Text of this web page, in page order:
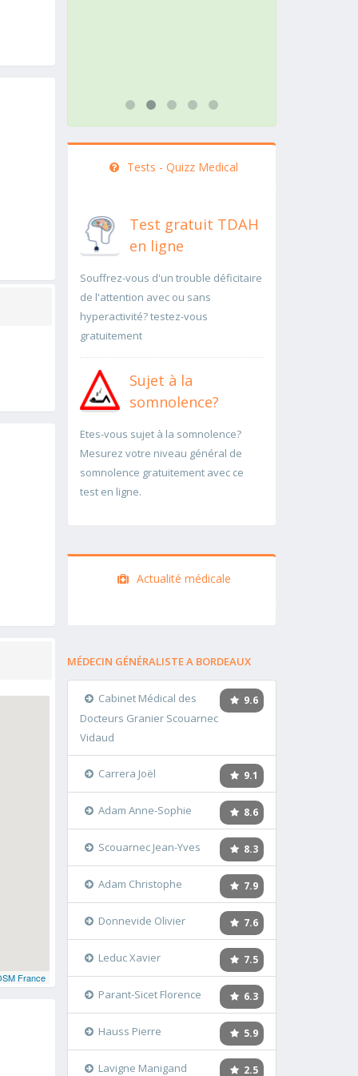
France
Tests - Quizz Medical
Test gratuit TDAH
en ligne
Souffrez-vous d'un trouble déficitaire
de l'attention avec ou sans
hyperactivité? testez-vous
gratuitement
Sujet à la
somnolence?
Etes-vous sujet à la somnolence?
Mesurez votre niveau général de
somnolence gratuitement avec ce
test en ligne.
Actualité médicale
MÉDECIN GÉNÉRALISTE A BORDEAUX
9.6
Cabinet Médical des
Docteurs Granier Scouarnec
Vidaud
9.1
Carrera Joël
8.6
Adam Anne-Sophie
8.3
Scouarnec Jean-Yves
7.9
Adam Christophe
7.6
Donnevide Olivier
7.5
Leduc Xavier
6.3
Parant-Sicet Florence
5.9
Hauss Pierre
2.5
Lavigne Manigand